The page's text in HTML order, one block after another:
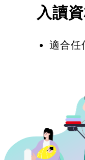
入讀
適合任